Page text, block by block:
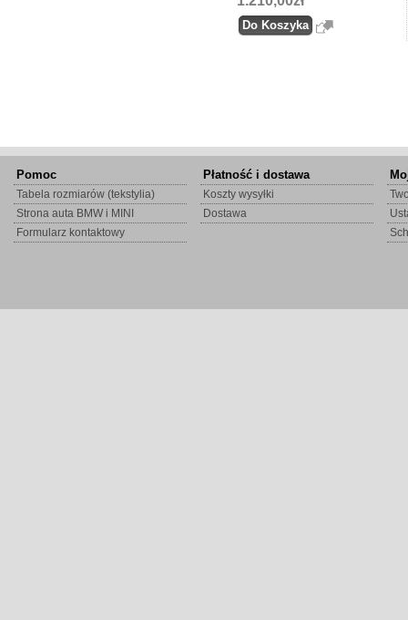
Pomoc
Tabela rozmiarów (tekstylia)
Strona auta BMW i MINI
Formularz kontaktowy
Płatność i dostawa
Koszty wysyłki
Dostawa